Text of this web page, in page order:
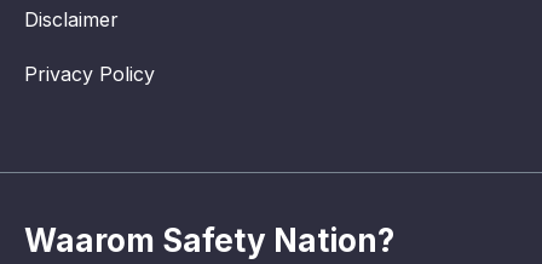
Waarom Safety Nation?
Disclaimer
Privacy Policy